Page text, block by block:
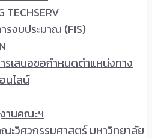
TECHSERV
รงบประมาณ (FIS)
รเสนอขอกำหนดตำแหน่งทาง
นไลน์
านคณะฯ
ะวิศวกรรมศาสตร์ มหาวิทยาลัย